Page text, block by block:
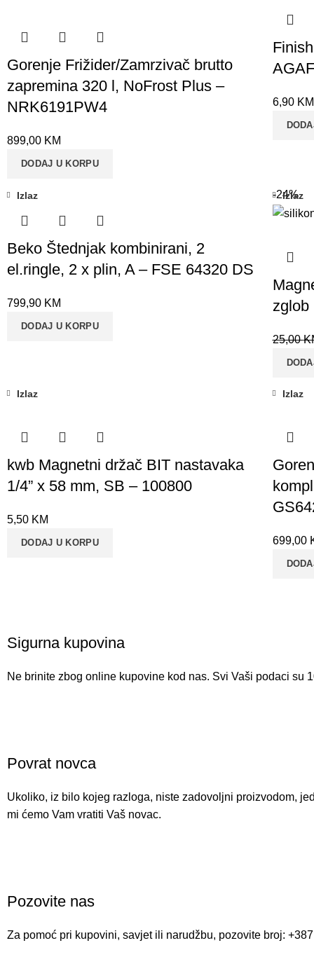
Gorenje Frižider/Zamrzivač brutto
zapremina 320 l, NoFrost Plus –
NRK6191PW4
899,00 KM
DODAJ U KORPU
6,90 KM
Izlaz
Beko Štednjak kombinirani, 2
el.ringle, 2 x plin, A – FSE 64320 DS
799,90 KM
DODAJ U KORPU
-24%
Izlaz
zglob
25,00
Izlaz
kwb Magnetni držač BIT nastavaka
1/4” x 58 mm, SB – 100800
5,50 KM
DODAJ U KORPU
Izlaz
699,00
Sigurna kupovina
Ne brinite zbog online kupovine kod nas. Svi Vaši podaci su
Povrat novca
Ukoliko, iz bilo kojeg razloga, niste zadovoljni proizvodom,
mi ćemo Vam vratiti Vaš novac.
Pozovite nas
Za pomoć pri kupovini, savjet ili narudžbu, pozovite broj: